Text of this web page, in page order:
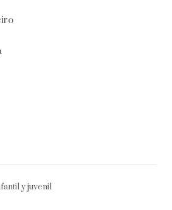
y juvenil